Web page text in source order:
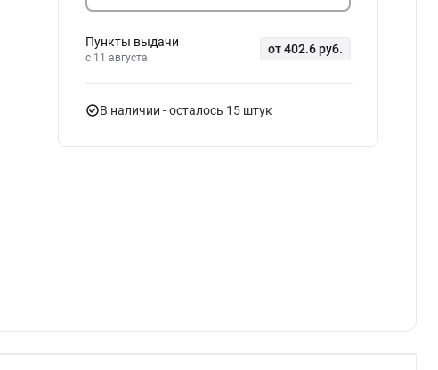
Пункты выдачи
c 11 августа
от 402.6 руб.
В наличии - осталось 15 штук